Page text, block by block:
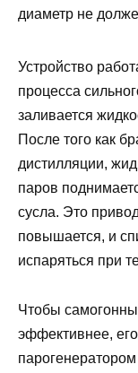
диаметр не
Устройство
процесса
заливается
После того как
дистилляции,
паров
сусла. Это
повышается, и
испаряться при
Чтобы
эффективнее,